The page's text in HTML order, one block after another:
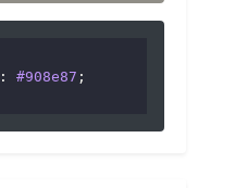
: #908e87 ;